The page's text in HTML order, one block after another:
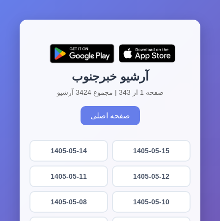
آرشیو خبرجنوب
صفحه 1 از 343 | مجموع 3424 آرشیو
صفحه اصلی
1405-05-15
1405-05-14
1405-05-12
1405-05-11
1405-05-10
1405-05-08